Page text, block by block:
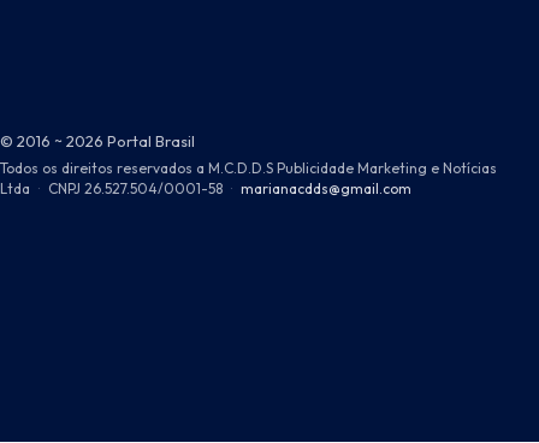
© 2016 ~ 2026 Portal Brasil
Todos os direitos reservados a M.C.D.D.S Publicidade Marketing e Notícias
Ltda · CNPJ 26.527.504/0001-58 · marianacdds@gmail.com